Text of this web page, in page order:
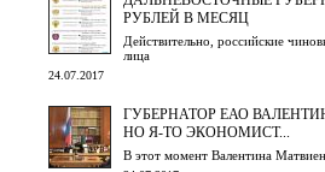
РУБЛЕЙ В МЕСЯЦ
Действительно, российские
лица
24.07.2017
ГУБЕРНАТОР ЕАО
НО Я-ТО ЭКОНОМИСТ...
В этот момент Валентина